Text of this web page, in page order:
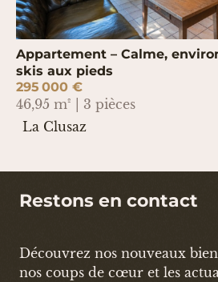
Appartement – Calme,
skis aux pieds
295 000 €
46,95 m² | 3 pièces
La Clusaz
Restons en contact
Découvrez nos nouveaux
nos coups de cœur et les